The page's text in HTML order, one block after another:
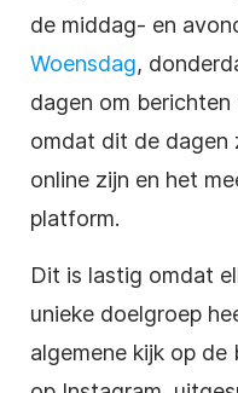
de middag- en
Woensdag,
dagen om
omdat dit de dagen
online zijn en het
platform.
Dit is lastig omdat
unieke doelgroep
algemene kijk op